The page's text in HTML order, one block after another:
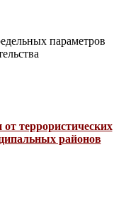
параметров
террористических
районов